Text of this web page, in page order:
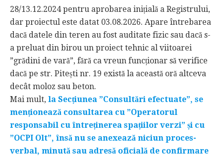
28/13.12.2024 pentru aprobarea inițială a Registrului,
dar proiectul este datat 03.08.2026. Apare întrebarea
dacă datele din teren au fost auditate fizic sau dacă s-
a preluat din birou un proiect tehnic al viitoarei
”grădini de vară”, fără ca vreun funcționar să verifice
dacă pe str. Pitești nr. 19 există la această oră altceva
decât moloz sau beton.
Mai mult, la Secțiunea ”Consultări efectuate”, se
menționează consultarea cu ”Operatorul
responsabil cu întreținerea spațiilor verzi” și cu
”OCPI Olt”, însă nu se anexează niciun proces-
verbal, minută sau adresă oficială de confirmare